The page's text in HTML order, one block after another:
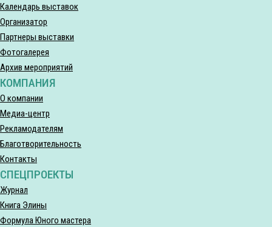
Календарь выставок
Организатор
Партнеры выставки
Фотогалерея
Архив мероприятий
КОМПАНИЯ
О компании
Медиа-центр
Рекламодателям
Благотворительность
Контакты
СПЕЦПРОЕКТЫ
Журнал
Книга Элины
Формула Юного мастера